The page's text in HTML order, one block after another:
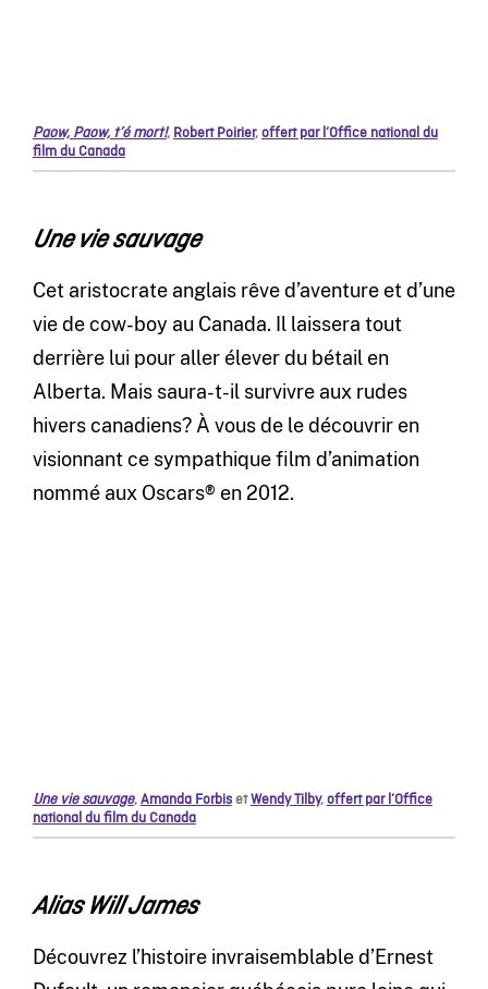
Paow, Paow, t’é mort!, Robert Poirier,offert par l’Office national du
film du Canada
Une vie sauvage
Cet aristocrate anglais rêve d’aventure et d’une
vie de cow-boy au Canada. Il laissera tout
derrière lui pour aller élever du bétail en
Alberta. Mais saura-t-il survivre aux rudes
hivers canadiens? À vous de le découvrir en
visionnant ce sympathique film d’animation
nommé aux Oscars® en 2012.
Une vie sauvage,Amanda ForbisetWendy Tilby,offert par l’Office
national du film du Canada
Alias Will James
Découvrez l’histoire invraisemblable d’Ernest